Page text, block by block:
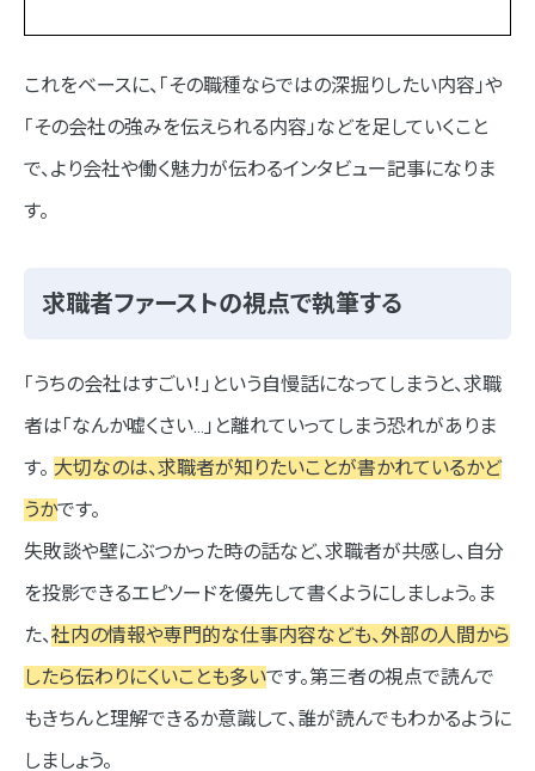
これをベースに、「その職種ならではの深掘りしたい内容」や
「その会社の強みを伝えられる内容」などを足していくこと
で、より会社や働く魅力が伝わるインタビュー記事になりま
す。
求職者ファーストの視点で執筆する
「うちの会社はすごい！」という自慢話になってしまうと、求職
者は「なんか嘘くさい…」と離れていってしまう恐れがありま
す。 大切なのは、求職者が知りたいことが書かれているかど
うかです。
失敗談や壁にぶつかった時の話など、求職者が共感し、自分
を投影できるエピソードを優先して書くようにしましょう。ま
た、社内の情報や専門的な仕事内容なども、外部の人間から
したら伝わりにくいことも多いです。第三者の視点で読んで
もきちんと理解できるか意識して、誰が読んでもわかるように
しましょう。